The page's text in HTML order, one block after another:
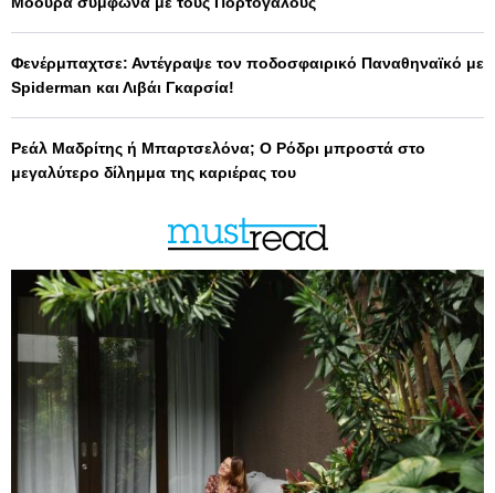
Φενέρμπαχτσε: Αντέγραψε τον ποδοσφαιρικό Παναθηναϊκό με
Spiderman και Λιβάι Γκαρσία!
Ρεάλ Μαδρίτης ή Μπαρτσελόνα; Ο Ρόδρι μπροστά στο
μεγαλύτερο δίλημμα της καριέρας του